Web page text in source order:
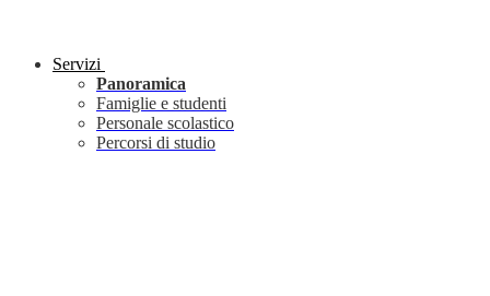
Servizi
Panoramica
Famiglie e studenti
Personale scolastico
Percorsi di studio